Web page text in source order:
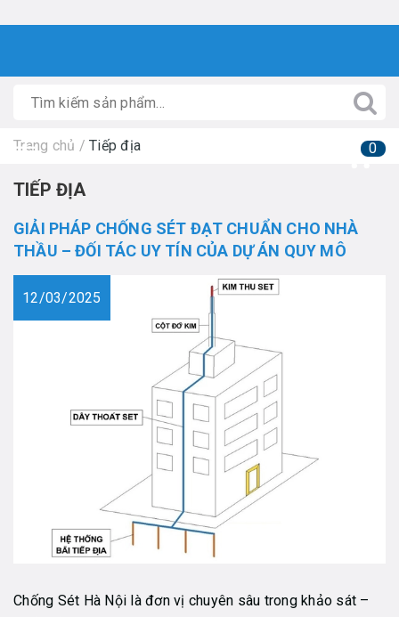
0
Trang chủ / Tiếp địa
TIẾP ĐỊA
GIẢI PHÁP CHỐNG SÉT ĐẠT CHUẨN CHO NHÀ
THẦU – ĐỐI TÁC UY TÍN CỦA DỰ ÁN QUY MÔ
12/03/2025
Chống Sét Hà Nội là đơn vị chuyên sâu trong khảo sát –